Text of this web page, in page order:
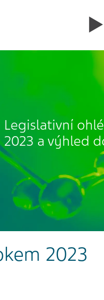
Legislativní
2023 a výhled
2023